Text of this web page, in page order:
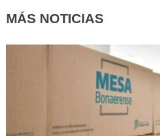
MÁS NOTICIAS